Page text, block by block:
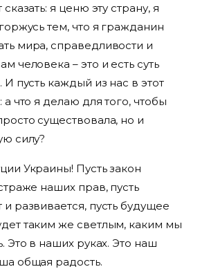
я ценю эту страну, я
тем, что я гражданин
мира, справедливости и
человека – это и есть суть
И пусть каждый из нас в этот
а что я делаю для того, чтобы
существовала, но и
силу?
Украины! Пусть закон
наших прав, пусть
развивается, пусть будущее
таким же светлым, каким мы
Это в наших руках. Это наш
общая радость.